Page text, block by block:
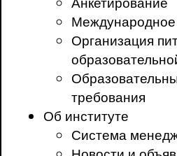
Международное
Организация
требования
Об институте
Система